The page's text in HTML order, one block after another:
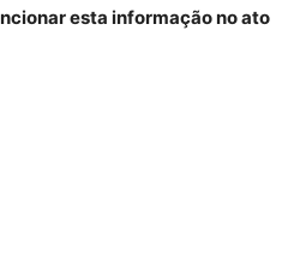
esta informação no ato